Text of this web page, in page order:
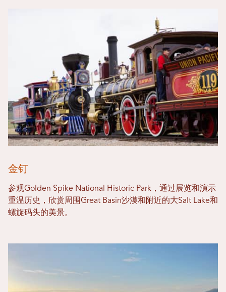
金钉
参观Golden Spike National Historic Park，通过展览和演示
重温历史，欣赏周围Great Basin沙漠和附近的大Salt Lake和
螺旋码头的美景。